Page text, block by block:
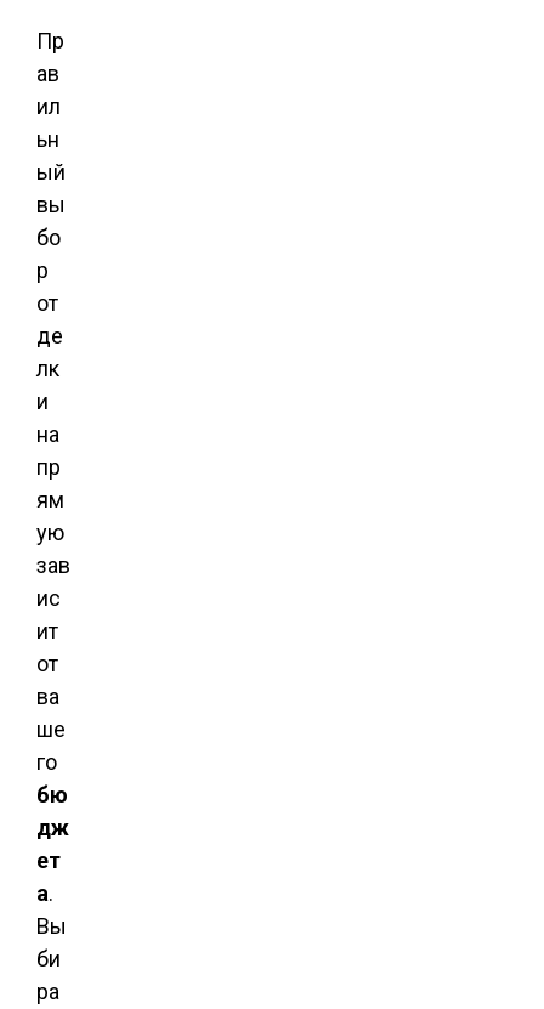
Пр
ав
ил
ьн
ый
вы
бо
р
от
де
лк
и
на
пр
ям
ую
зав
ис
ит
от
ва
ше
го
бю
дж
ет
а.
Вы
би
ра